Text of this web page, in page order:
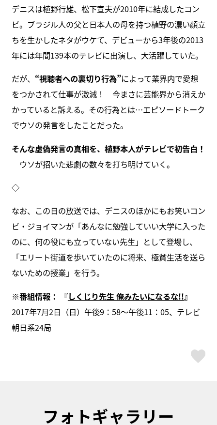
デニスは植野行雄、松下宣夫が2010年に結成したコン
ビ。ブラジル人の父と日本人の母を持つ植野の濃い顔立
ちを生かしたネタがウケて、デビューから3年後の2013
年には年間139本のテレビに出演し、大活躍していた。
だが、 “視聴者への裏切り行為”によって業界内で愛想
をつかされて仕事が激減！ 今まさに芸能界から消えか
かっていると訴える。その行為とは…エピソードトーク
でウソの発言をしたことだった。
そんな虚偽発言の真相を、植野本人がテレビで初告白！
ウソが招いた悲劇の数々を打ち明けていく。
◇
なお、この日の放送では、デニスのほかにもお笑いコン
ビ・ジョイマンが「あんなに勉強していい大学に入った
のに、何の役にも立っていない先生」として登場し、
「エリート街道を歩いていたのに将来、極貧生活を送ら
ないための授業」を行う。
※番組情報： 『しくじり先生 俺みたいになるな!!』
2017年7月2日（日）午後9：58～午後11：05、テレビ
朝日系24局
フォトギャラリー